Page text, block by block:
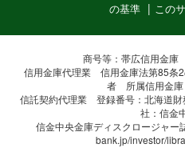
の基準
この
商号等：帯広信用金
信用金庫代理業 信用金庫法第85条
者 所属信用金庫
信託契約代理業 登録番号：北海道
社：信金
信金中央金庫ディスクロージャー
bank.jp/investor/